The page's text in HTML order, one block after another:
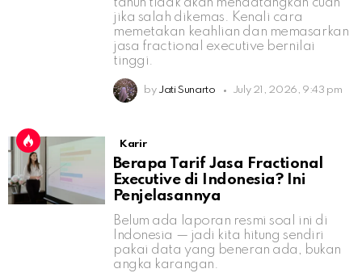
tahun tidak akan mendatangkan cuan
jika salah dikemas. Kenali cara
memetakan keahlian dan memasarkan
jasa fractional executive bernilai
tinggi.
by Jati Sunarto July 21, 2026, 9:43 pm
Karir
Berapa Tarif Jasa Fractional
Executive di Indonesia? Ini
Penjelasannya
Belum ada laporan resmi soal ini di
Indonesia — jadi kita hitung sendiri
pakai data yang beneran ada, bukan
angka karangan.